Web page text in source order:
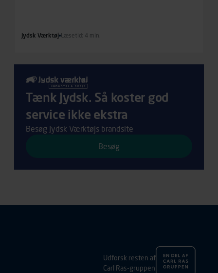
Jydsk Værktøj Læsetid: 4 min.
Tænk Jydsk. Så koster god
service ikke ekstra
Besøg Jydsk Værktøjs brandsite
Besøg
Udforsk resten af
Carl Ras-gruppen